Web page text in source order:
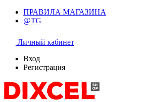
ПРАВИЛА МАГАЗИНА
@TG
Личный кабинет
Вход
Регистрация